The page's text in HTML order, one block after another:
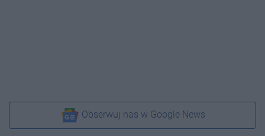
Obserwuj nas w Google News